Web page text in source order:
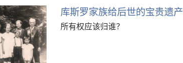
库斯罗家族给后世的宝贵遗产
所有权应该归谁？